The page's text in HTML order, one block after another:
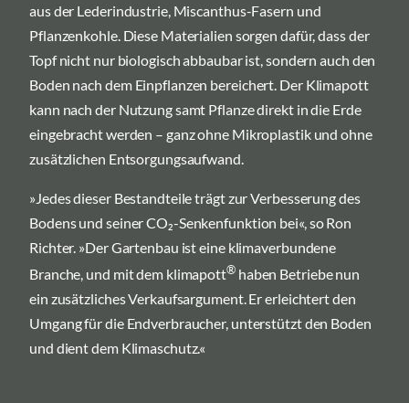
aus der Lederindustrie, Miscanthus-Fasern und
Pflanzenkohle. Diese Materialien sorgen dafür, dass der
Topf nicht nur biologisch abbaubar ist, sondern auch den
Boden nach dem Einpflanzen bereichert. Der Klimapott
kann nach der Nutzung samt Pflanze direkt in die Erde
eingebracht werden – ganz ohne Mikroplastik und ohne
zusätzlichen Entsorgungsaufwand.
»Jedes dieser Bestandteile trägt zur Verbesserung des
Bodens und seiner CO₂-Senkenfunktion bei«, so Ron
Richter. »Der Gartenbau ist eine klimaverbundene
Branche, und mit dem klimapott®haben Betriebe nun
ein zusätzliches Verkaufsargument. Er erleichtert den
Umgang für die Endverbraucher, unterstützt den Boden
und dient dem Klimaschutz.«